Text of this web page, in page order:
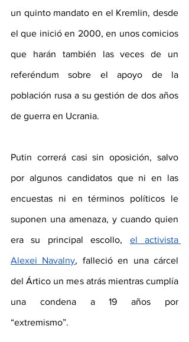
un quinto mandato en el Kremlin, desde
el que inició en 2000, en unos comicios
que harán también las veces de un
referéndum sobre el apoyo de la
población rusa a su gestión de dos años
de guerra en Ucrania.
Putin correrá casi sin oposición, salvo
por algunos candidatos que ni en las
encuestas ni en términos políticos le
suponen una amenaza, y cuando quien
era su principal escollo, el activista
Alexei Navalny, falleció en una cárcel
del Ártico un mes atrás mientras cumplía
una condena a 19 años por
“extremismo”.